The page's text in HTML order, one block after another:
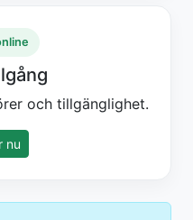
och tillgänglighet.
nu